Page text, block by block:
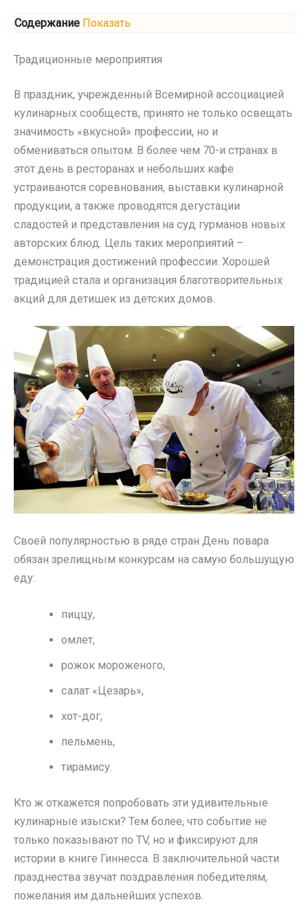
Содержание Показать
Традиционные мероприятия
В праздник, учрежденный Всемирной ассоциацией
кулинарных сообществ, принято не только освещать
значимость «вкусной» профессии, но и
обмениваться опытом. В более чем 70-и странах в
этот день в ресторанах и небольших кафе
устраиваются соревнования, выставки кулинарной
продукции, а также проводятся дегустации
сладостей и представления на суд гурманов новых
авторских блюд. Цель таких мероприятий –
демонстрация достижений профессии. Хорошей
традицией стала и организация благотворительных
акций для детишек из детских домов.
Своей популярностью в ряде стран День повара
обязан зрелищным конкурсам на самую большущую
еду:
пиццу,
омлет,
рожок мороженого,
салат «Цезарь»,
хот-дог,
пельмень,
тирамису.
Кто ж откажется попробовать эти удивительные
кулинарные изыски? Тем более, что событие не
только показывают по TV, но и фиксируют для
истории в книге Гиннесса. В заключительной части
празднества звучат поздравления победителям,
пожелания им дальнейших успехов.